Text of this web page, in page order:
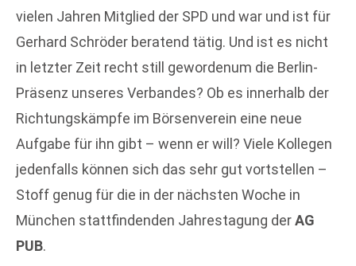
vielen Jahren Mitglied der SPD und war und ist für
Gerhard Schröder beratend tätig. Und ist es nicht
in letzter Zeit recht still gewordenum die Berlin-
Präsenz unseres Verbandes? Ob es innerhalb der
Richtungskämpfe im Börsenverein eine neue
Aufgabe für ihn gibt – wenn er will? Viele Kollegen
jedenfalls können sich das sehr gut vortstellen –
Stoff genug für die in der nächsten Woche in
München stattfindenden Jahrestagung derAG
PUB.